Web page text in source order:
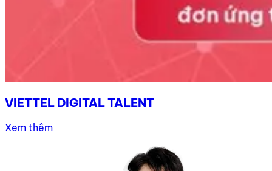
VIETTEL DIGITAL TALENT
Xem thêm